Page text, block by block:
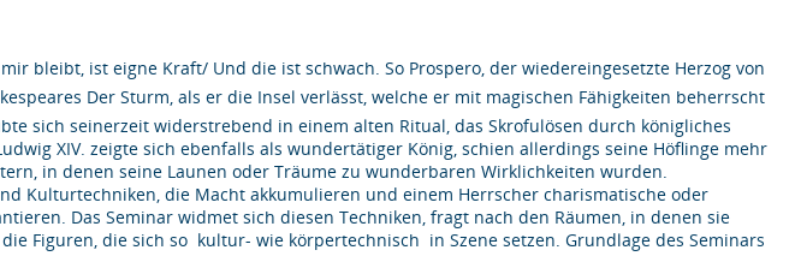
bleibt, ist eigne Kraft/ Und die ist schwach. So Prospero, der wiedereingesetzte Herzog von
Der Sturm, als er die Insel verlässt, welche er mit magischen Fähigkeiten beherrscht
sich seinerzeit widerstrebend in einem alten Ritual, das Skrofulösen durch königliches
XIV. zeigte sich ebenfalls als wundertätiger König, schien allerdings seine Höflinge mehr
in denen seine Launen oder Träume zu wunderbaren Wirklichkeiten wurden.
Kulturtechniken, die Macht akkumulieren und einem Herrscher charismatische oder
Das Seminar widmet sich diesen Techniken, fragt nach den Räumen, in denen sie
Figuren, die sich so  kultur- wie körpertechnisch  in Szene setzen. Grundlage des Seminars